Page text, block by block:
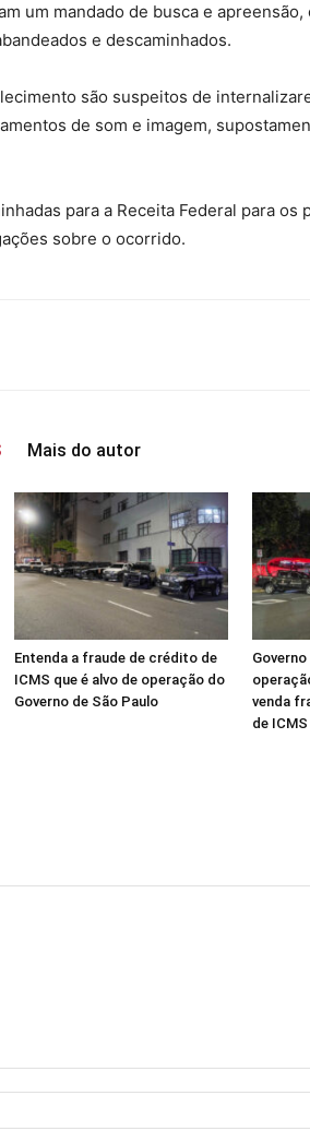
um mandado de busca e
e descaminhados.
são suspeitos de
de som e imagem,
para a Receita Federal para
sobre o ocorrido.
Mais do autor
Entenda a fraude de crédito de
ICMS que é alvo de operação do
Governo de São Paulo
venda
de